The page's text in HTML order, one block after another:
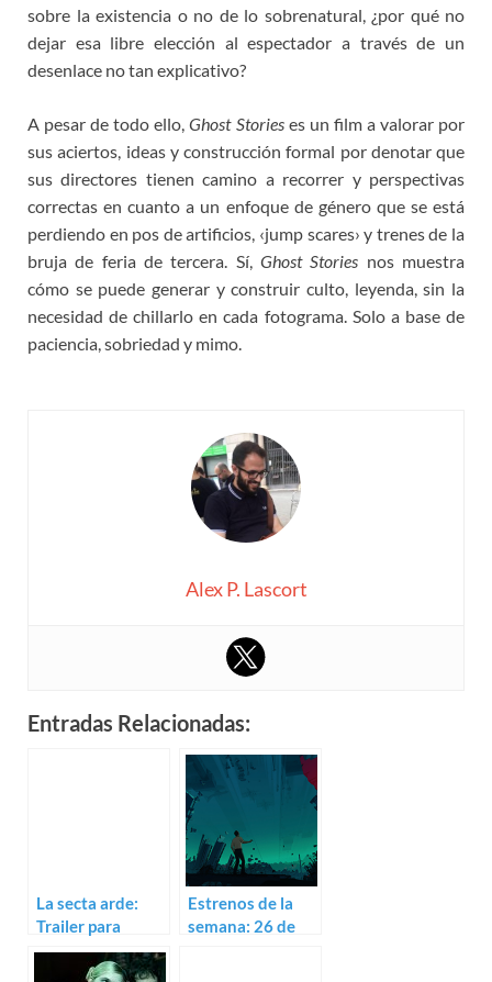
sobre la existencia o no de lo sobrenatural, ¿por qué no
dejar esa libre elección al espectador a través de un
desenlace no tan explicativo?
A pesar de todo ello,Ghost Storieses un film a valorar por
sus aciertos, ideas y construcción formal por denotar que
sus directores tienen camino a recorrer y perspectivas
correctas en cuanto a un enfoque de género que se está
perdiendo en pos de artificios, ‹jump scares› y trenes de la
bruja de feria de tercera. Sí, Ghost Stories nos muestra
cómo se puede generar y construir culto, leyenda, sin la
necesidad de chillarlo en cada fotograma. Solo a base de
paciencia, sobriedad y mimo.
Alex P. Lascort
Entradas Relacionadas:
La secta arde:
Trailer para
Apostle de
Gareth Evans
Estrenos de la
semana: 26 de